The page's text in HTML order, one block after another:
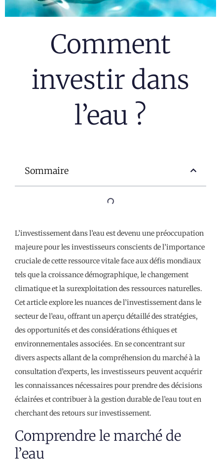
Comment
investir dans
l’eau ?
Sommaire
L’investissement dans l’eau est devenu une préoccupation
majeure pour les investisseurs conscients de l’importance
cruciale de cette ressource vitale face aux défis mondiaux
tels que la croissance démographique, le changement
climatique et la surexploitation des ressources naturelles.
Cet article explore les nuances de l’investissement dans le
secteur de l’eau, offrant un aperçu détaillé des stratégies,
des opportunités et des considérations éthiques et
environnementales associées. En se concentrant sur
divers aspects allant de la compréhension du marché à la
consultation d’experts, les investisseurs peuvent acquérir
les connaissances nécessaires pour prendre des décisions
éclairées et contribuer à la gestion durable de l’eau tout en
cherchant des retours sur investissement.
Comprendre le marché de
l’eau